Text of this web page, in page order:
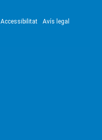
Accessibilitat Avís legal